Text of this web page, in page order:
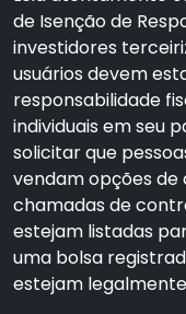
de Isenção de
investidores
usuários devem
responsabilidade
individuais em seu
solicitar que
vendam opções de
chamadas de
estejam listadas
uma bolsa
estejam